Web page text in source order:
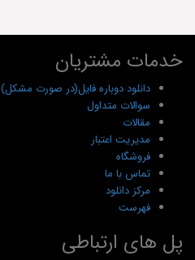
خدمات مشتریان
دانلود دوباره فایل(در صورت مشکل)
سوالات متداول
مقالات
مدیریت اعتبار
فروشگاه
تماس با ما
مرکز دانلود
فهرست
پل های ارتباطی